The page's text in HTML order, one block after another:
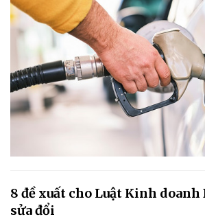
8 đề xuất cho Luật Kinh doanh
sửa đổi